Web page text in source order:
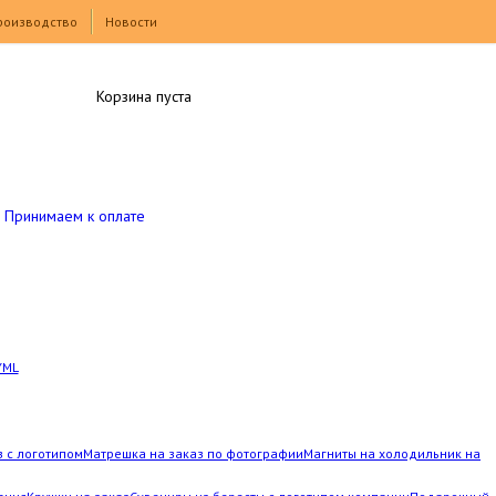
Новости
с логотипомМатрешка на заказ по фотографииМагниты на холодильник на
Принимаем к оплате
Корзина пуста